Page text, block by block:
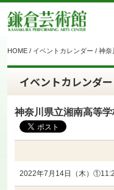
HOME / イベントカレンダー / 神奈
イベントカレンダー
神奈川県立湘南高等
2022年7月14日（木）